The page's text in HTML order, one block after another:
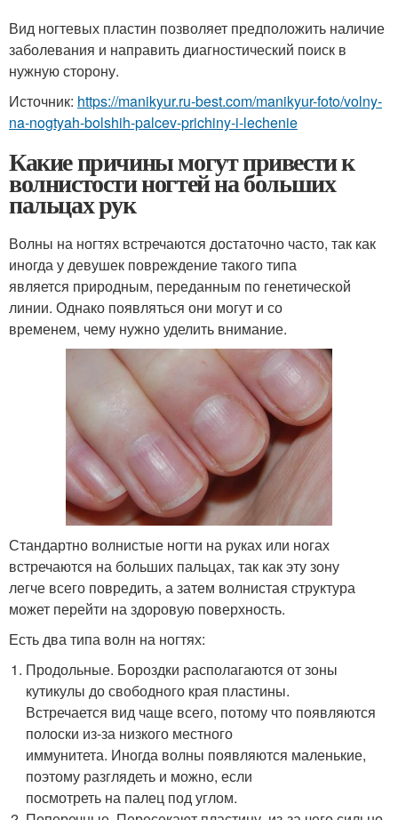
Вид ногтевых пластин позволяет предположить наличие
заболевания и направить диагностический поиск в
нужную сторону.
Источник: https://manikyur.ru-best.com/manikyur-foto/volny-
na-nogtyah-bolshih-palcev-prichiny-i-lechenie
Какие причины могут привести к
волнистости ногтей на больших
пальцах рук
Волны на ногтях встречаются достаточно часто, так как
иногда у девушек повреждение такого типа
является природным, переданным по генетической
линии. Однако появляться они могут и со
временем, чему нужно уделить внимание.
Стандартно волнистые ногти на руках или ногах
встречаются на больших пальцах, так как эту зону
легче всего повредить, а затем волнистая структура
может перейти на здоровую поверхность.
Есть два типа волн на ногтях:
Продольные. Бороздки располагаются от зоны
кутикулы до свободного края пластины.
Встречается вид чаще всего, потому что появляются
полоски из-за низкого местного
иммунитета. Иногда волны появляются маленькие,
поэтому разглядеть и можно, если
посмотреть на палец под углом.